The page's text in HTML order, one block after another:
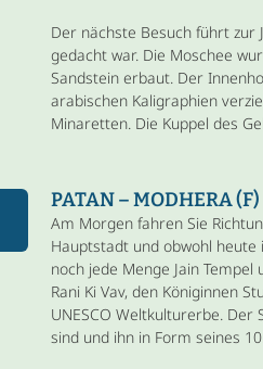
Der nächste Besuch führt zur
gedacht war. Die Moschee
Sandstein erbaut. Der
arabischen Kaligraphien
Minaretten. Die Kuppel des
PATAN – MODHERA (F)
Am Morgen fahren Sie
Hauptstadt und obwohl
noch jede Menge Jain
Rani Ki Vav, den Königinnen
UNESCO Weltkulturerbe.
sind und ihn in Form seines